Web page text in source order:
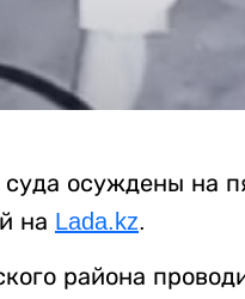
осуждены на
на Lada.kz.
района